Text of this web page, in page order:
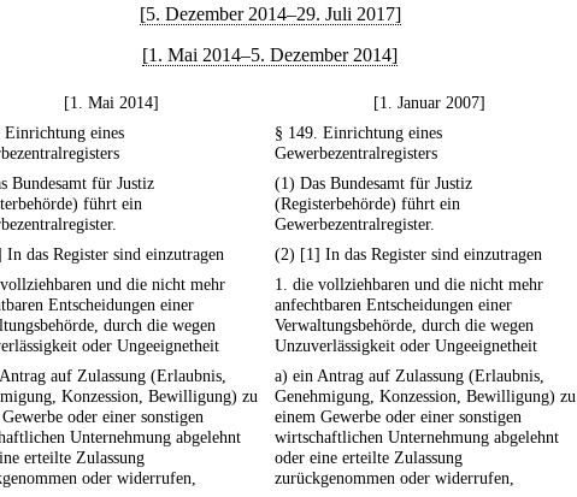
[5. Dezember 2014–29. Juli 2017]
[1. Mai 2014–5. Dezember 2014]
[1. Mai 2014]
[1. Januar 2007]
Einrichtung eines
§ 149. Einrichtung eines
Gewerbezentralregisters
Bundesamt für Justiz
führt ein
(1) Das Bundesamt für Justiz
(Registerbehörde) führt ein
Gewerbezentralregister.
das Register sind einzutragen
(2) [1] In das Register sind einzutragen
und die nicht mehr
Entscheidungen einer
durch die wegen
oder Ungeeignetheit
1. die vollziehbaren und die nicht mehr
anfechtbaren Entscheidungen einer
Verwaltungsbehörde, durch die wegen
Unzuverlässigkeit oder Ungeeignetheit
auf Zulassung (Erlaubnis,
Konzession, Bewilligung) zu
oder einer sonstigen
Unternehmung abgelehnt
erteilte Zulassung
oder widerrufen,
a) ein Antrag auf Zulassung (Erlaubnis,
Genehmigung, Konzession, Bewilligung) zu
einem Gewerbe oder einer sonstigen
wirtschaftlichen Unternehmung abgelehnt
oder eine erteilte Zulassung
zurückgenommen oder widerrufen,